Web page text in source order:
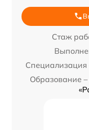
Стаж
Специализация
Образование –